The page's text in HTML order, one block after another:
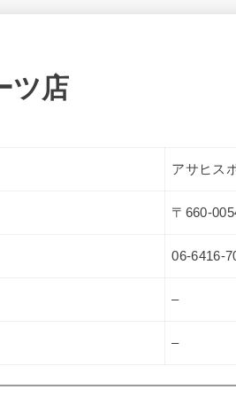
ツ店
アサヒス
〒660-
06-6416-
–
–